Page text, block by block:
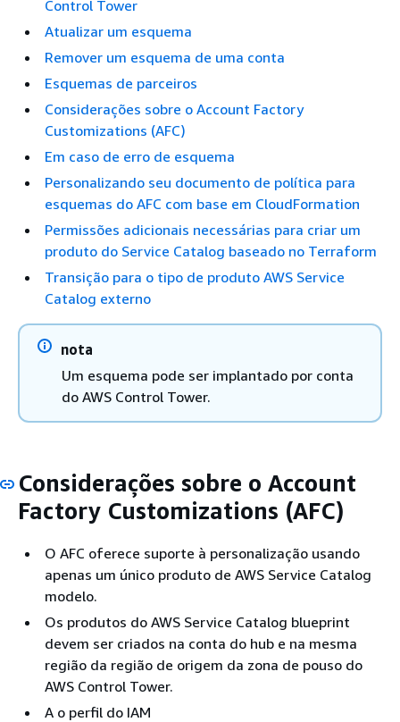
Control Tower
Atualizar um esquema
Remover um esquema de uma conta
Esquemas de parceiros
Considerações sobre o Account Factory
Customizations (AFC)
Em caso de erro de esquema
Personalizando seu documento de política para
esquemas do AFC com base em CloudFormation
Permissões adicionais necessárias para criar um
produto do Service Catalog baseado no Terraform
Transição para o tipo de produto AWS Service
Catalog externo
nota
Um esquema pode ser implantado por conta
do AWS Control Tower.
Considerações sobre o Account
Factory Customizations (AFC)
O AFC oferece suporte à personalização usando
apenas um único produto de AWS Service Catalog
modelo.
Os produtos do AWS Service Catalog blueprint
devem ser criados na conta do hub e na mesma
região da região de origem da zona de pouso do
AWS Control Tower.
A o perfil do IAM